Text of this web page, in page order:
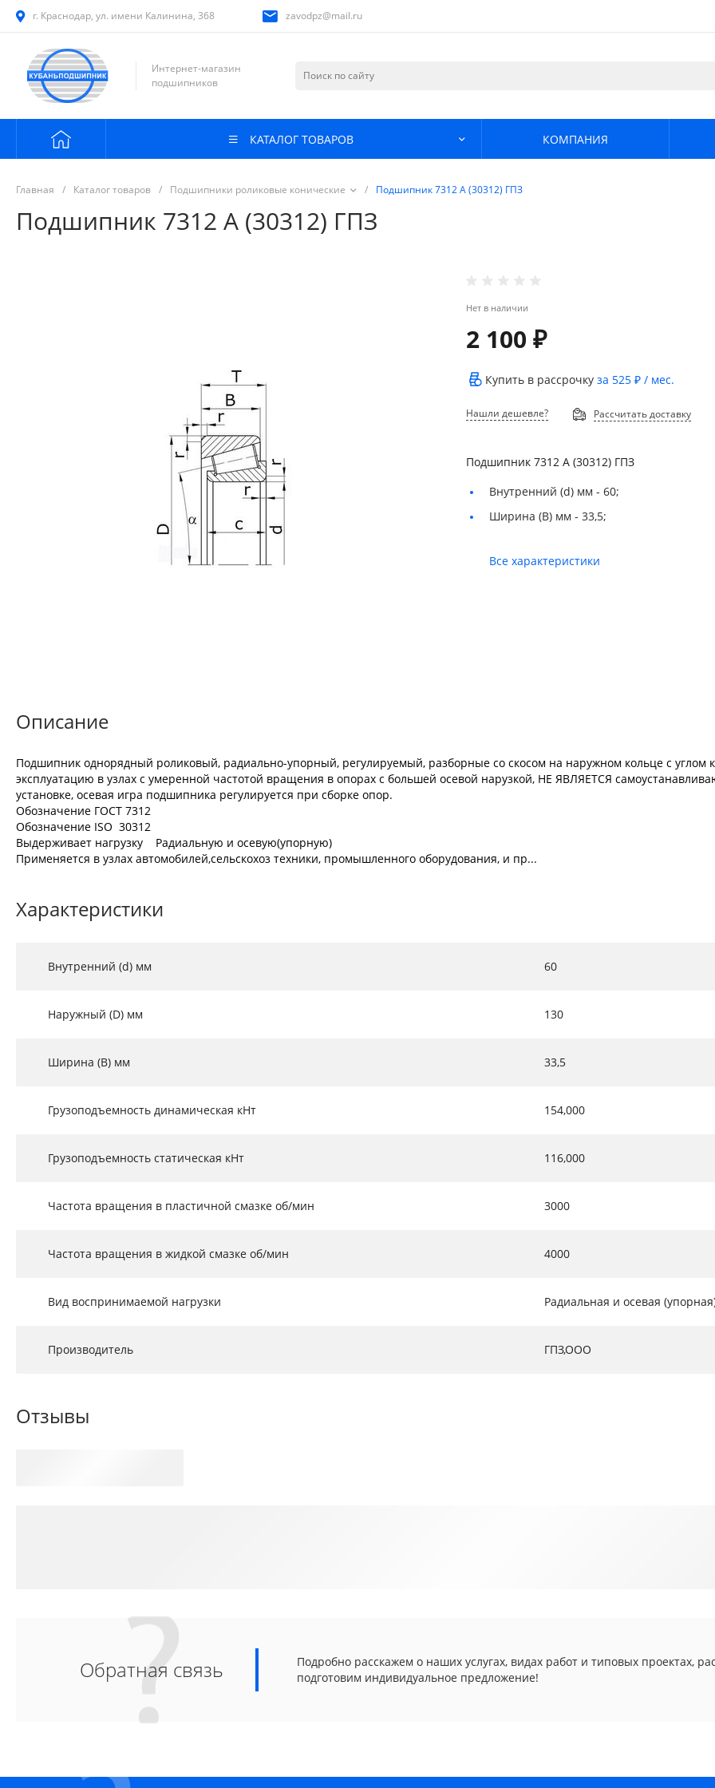
г. Краснодар, ул. имени Калинина, 368 zavodpz@mail.ru
Интернет-магазин
подшипников
КАТАЛОГ ТОВАРОВ КОМПАНИЯ
Главная / Каталог товаров / Подшипники роликовые конические / Подшипник 7312 А (30312) ГПЗ
Подшипник 7312 А (30312) ГПЗ
Нет в наличии
2 100 ₽
Купить в рассрочкуза 525 ₽ / мес.
Нашли дешевле? Рассчитать доставку
Подшипник 7312 А (30312) ГПЗ
Внутренний (d) мм -60;
Ширина (B) мм -33,5;
Все характеристики
Описание
Подшипник однорядный роликовый, радиально-упорный, регулируемый, разборные со скосом на наружном кольце с углом
эксплуатацию в узлах с умеренной частотой вращения в опорах с большей осевой нарузкой, НЕ ЯВЛЯЕТСЯ
установке, осевая игра подшипника регулируется при сборке опор.
Обозначение ГОСТ 7312
Обозначение ISO 30312
Выдерживает нагрузку Радиальную и осевую(упорную)
Применяется в узлах автомобилей,сельскохоз техники, промышленного оборудования, и пр...
Характеристики
Внутренний (d) мм 60
Наружный (D) мм 130
Ширина (B) мм 33,5
Грузоподъемность динамическая кНт 154,000
Грузоподъемность статическая кНт 116,000
Частота вращения в пластичной смазке об/мин 3000
Частота вращения в жидкой смазке об/мин 4000
Вид воспринимаемой нагрузки Радиальная и осевая
Производитель ГПЗ,ООО
Отзывы
Обратная связь
Подробно расскажем о наших услугах, видах работ и типовых проектах,
подготовим индивидуальное предложение!